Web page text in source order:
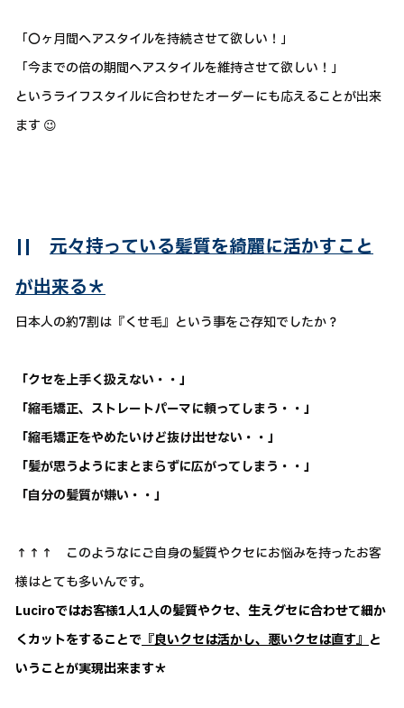
「〇ヶ月間ヘアスタイルを持続させて欲しい！」
「今までの倍の期間ヘアスタイルを維持させて欲しい！」
というライフスタイルに合わせたオーダーにも応えることが出来
ます 😉
|| 元々持っている髪質を綺麗に活かすこと
が出来る＊
日本人の約7割は『くせ毛』という事をご存知でしたか？
「クセを上手く扱えない・・」
「縮毛矯正、ストレートパーマに頼ってしまう・・」
「縮毛矯正をやめたいけど抜け出せない・・」
「髪が思うようにまとまらずに広がってしまう・・」
「自分の髪質が嫌い・・」
↑↑↑ このようなにご自身の髪質やクセにお悩みを持ったお客
様はとても多いんです。
Luciroではお客様1人1人の髪質やクセ、生えグセに合わせて細か
くカットをすることで『良いクセは活かし、悪いクセは直す』と
いうことが実現出来ます＊